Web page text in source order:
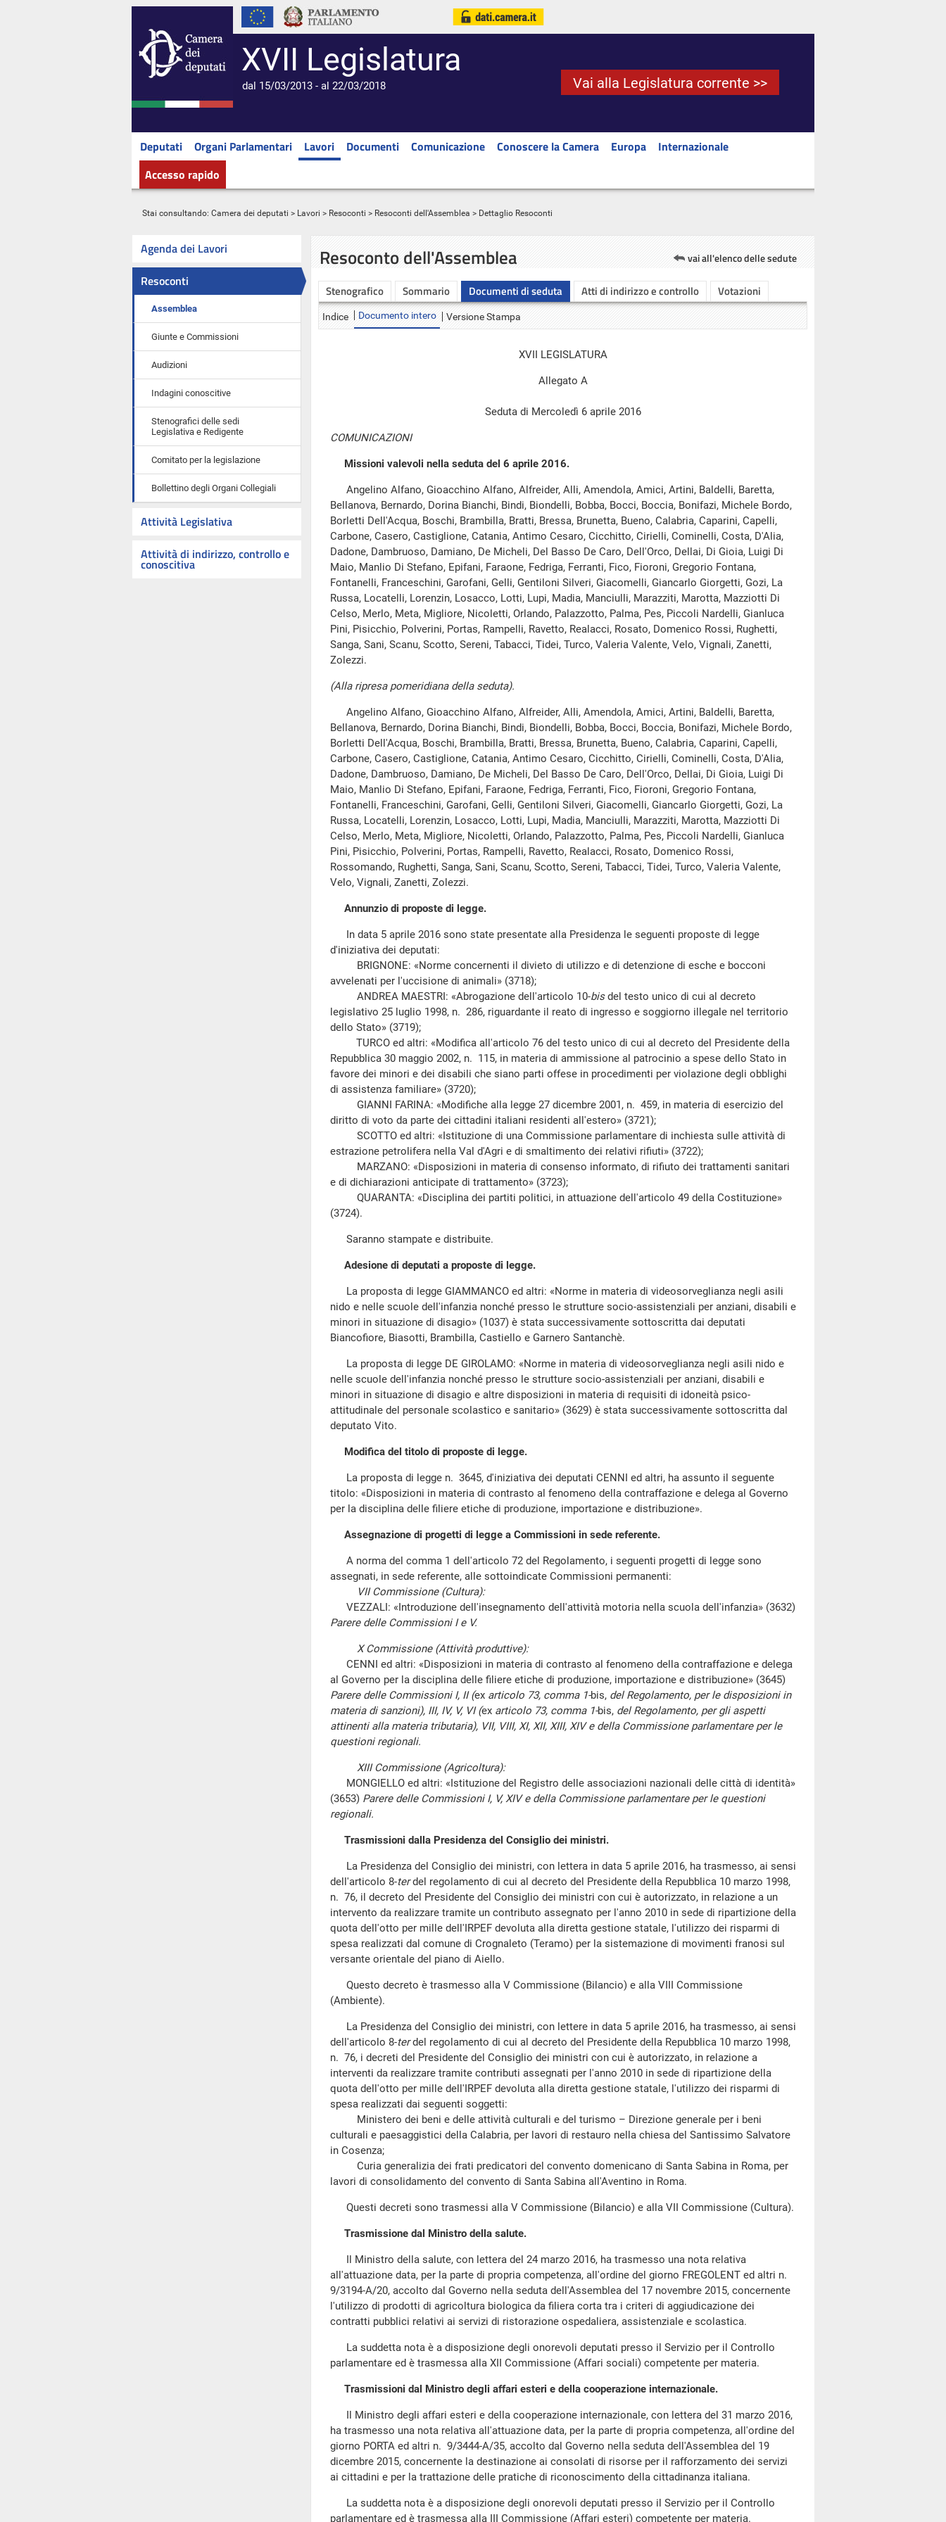
XVII Legislatura
dal 15/03/2013 - al 22/03/2018 Vai alla Legislatura corrente >>
Deputati Organi Parlamentari Lavori Documenti Comunicazione Conoscere la Camera Europa
Internazionale
Accesso rapido
Stai consultando: Camera dei deputati > Lavori > Resoconti > Resoconti dell'Assemblea > Dettaglio Resoconti
Agenda dei Lavori
Resoconti
Assemblea
Giunte e Commissioni
Audizioni
Indagini conoscitive
Stenografici delle sedi
Legislativa e Redigente
Comitato per la legislazione
Bollettino degli Organi Collegiali
Attività Legislativa
Attività di indirizzo, controllo e
conoscitiva
Resoconto dell'Assemblea vai all'elenco delle sedute
Stenografico Sommario Documenti di seduta Atti di indirizzo e controllo Votazioni
Indice Documento intero Versione Stampa
XVII LEGISLATURA
Allegato A
Seduta di Mercoledì 6 aprile 2016
COMUNICAZIONI
Missioni valevoli nella seduta del 6 aprile 2016.
Angelino Alfano, Gioacchino Alfano, Alfreider, Alli, Amendola, Amici, Artini, Baldelli, Baretta,
Bellanova, Bernardo, Dorina Bianchi, Bindi, Biondelli, Bobba, Bocci, Boccia, Bonifazi, Michele Bordo,
Borletti Dell'Acqua, Boschi, Brambilla, Bratti, Bressa, Brunetta, Bueno, Calabria, Caparini, Capelli,
Carbone, Casero, Castiglione, Catania, Antimo Cesaro, Cicchitto, Cirielli, Cominelli, Costa, D'Alia,
Dadone, Dambruoso, Damiano, De Micheli, Del Basso De Caro, Dell'Orco, Dellai, Di Gioia, Luigi Di
Maio, Manlio Di Stefano, Epifani, Faraone, Fedriga, Ferranti, Fico, Fioroni, Gregorio Fontana,
Fontanelli, Franceschini, Garofani, Gelli, Gentiloni Silveri, Giacomelli, Giancarlo Giorgetti, Gozi, La
Russa, Locatelli, Lorenzin, Losacco, Lotti, Lupi, Madia, Manciulli, Marazziti, Marotta, Mazziotti Di
Celso, Merlo, Meta, Migliore, Nicoletti, Orlando, Palazzotto, Palma, Pes, Piccoli Nardelli, Gianluca
Pini, Pisicchio, Polverini, Portas, Rampelli, Ravetto, Realacci, Rosato, Domenico Rossi, Rughetti,
Sanga, Sani, Scanu, Scotto, Sereni, Tabacci, Tidei, Turco, Valeria Valente, Velo, Vignali, Zanetti,
Zolezzi.
(Alla ripresa pomeridiana della seduta).
Angelino Alfano, Gioacchino Alfano, Alfreider, Alli, Amendola, Amici, Artini, Baldelli, Baretta,
Bellanova, Bernardo, Dorina Bianchi, Bindi, Biondelli, Bobba, Bocci, Boccia, Bonifazi, Michele Bordo,
Borletti Dell'Acqua, Boschi, Brambilla, Bratti, Bressa, Brunetta, Bueno, Calabria, Caparini, Capelli,
Carbone, Casero, Castiglione, Catania, Antimo Cesaro, Cicchitto, Cirielli, Cominelli, Costa, D'Alia,
Dadone, Dambruoso, Damiano, De Micheli, Del Basso De Caro, Dell'Orco, Dellai, Di Gioia, Luigi Di
Maio, Manlio Di Stefano, Epifani, Faraone, Fedriga, Ferranti, Fico, Fioroni, Gregorio Fontana,
Fontanelli, Franceschini, Garofani, Gelli, Gentiloni Silveri, Giacomelli, Giancarlo Giorgetti, Gozi, La
Russa, Locatelli, Lorenzin, Losacco, Lotti, Lupi, Madia, Manciulli, Marazziti, Marotta, Mazziotti Di
Celso, Merlo, Meta, Migliore, Nicoletti, Orlando, Palazzotto, Palma, Pes, Piccoli Nardelli, Gianluca
Pini, Pisicchio, Polverini, Portas, Rampelli, Ravetto, Realacci, Rosato, Domenico Rossi,
Rossomando, Rughetti, Sanga, Sani, Scanu, Scotto, Sereni, Tabacci, Tidei, Turco, Valeria Valente,
Velo, Vignali, Zanetti, Zolezzi.
Annunzio di proposte di legge.
In data 5 aprile 2016 sono state presentate alla Presidenza le seguenti proposte di legge
d'iniziativa dei deputati:
BRIGNONE: «Norme concernenti il divieto di utilizzo e di detenzione di esche e bocconi
avvelenati per l'uccisione di animali» (3718);
ANDREA MAESTRI: «Abrogazione dell'articolo 10-bisdel testo unico di cui al decreto
legislativo 25 luglio 1998, n. 286, riguardante il reato di ingresso e soggiorno illegale nel territorio
dello Stato» (3719);
TURCO ed altri: «Modifica all'articolo 76 del testo unico di cui al decreto del Presidente della
Repubblica 30 maggio 2002, n. 115, in materia di ammissione al patrocinio a spese dello Stato in
favore dei minori e dei disabili che siano parti offese in procedimenti per violazione degli obblighi
di assistenza familiare» (3720);
GIANNI FARINA: «Modifiche alla legge 27 dicembre 2001, n. 459, in materia di esercizio del
diritto di voto da parte dei cittadini italiani residenti all'estero» (3721);
SCOTTO ed altri: «Istituzione di una Commissione parlamentare di inchiesta sulle attività di
estrazione petrolifera nella Val d'Agri e di smaltimento dei relativi rifiuti» (3722);
MARZANO: «Disposizioni in materia di consenso informato, di rifiuto dei trattamenti sanitari
e di dichiarazioni anticipate di trattamento» (3723);
QUARANTA: «Disciplina dei partiti politici, in attuazione dell'articolo 49 della Costituzione»
(3724).
Saranno stampate e distribuite.
Adesione di deputati a proposte di legge.
La proposta di legge GIAMMANCO ed altri: «Norme in materia di videosorveglianza negli asili
nido e nelle scuole dell'infanzia nonché presso le strutture socio-assistenziali per anziani, disabili e
minori in situazione di disagio» (1037) è stata successivamente sottoscritta dai deputati
Biancofiore, Biasotti, Brambilla, Castiello e Garnero Santanchè.
La proposta di legge DE GIROLAMO: «Norme in materia di videosorveglianza negli asili nido e
nelle scuole dell'infanzia nonché presso le strutture socio-assistenziali per anziani, disabili e
minori in situazione di disagio e altre disposizioni in materia di requisiti di idoneità psico-
attitudinale del personale scolastico e sanitario» (3629) è stata successivamente sottoscritta dal
deputato Vito.
Modifica del titolo di proposte di legge.
La proposta di legge n. 3645, d'iniziativa dei deputati CENNI ed altri, ha assunto il seguente
titolo: «Disposizioni in materia di contrasto al fenomeno della contraffazione e delega al Governo
per la disciplina delle filiere etiche di produzione, importazione e distribuzione».
Assegnazione di progetti di legge a Commissioni in sede referente.
A norma del comma 1 dell'articolo 72 del Regolamento, i seguenti progetti di legge sono
assegnati, in sede referente, alle sottoindicate Commissioni permanenti:
VII Commissione (Cultura):
VEZZALI: «Introduzione dell'insegnamento dell'attività motoria nella scuola dell'infanzia» (3632)
Parere delle Commissioni I e V.
X Commissione (Attività produttive):
CENNI ed altri: «Disposizioni in materia di contrasto al fenomeno della contraffazione e delega
al Governo per la disciplina delle filiere etiche di produzione, importazione e distribuzione» (3645)
Parere delle Commissioni I, II (ex articolo 73, comma 1-bis, del Regolamento, per le disposizioni in
materia di sanzioni), III, IV, V, VI (ex articolo 73, comma 1-bis, del Regolamento, per gli aspetti
attinenti alla materia tributaria), VII, VIII, XI, XII, XIII, XIV e della Commissione parlamentare per le
questioni regionali.
XIII Commissione (Agricoltura):
MONGIELLO ed altri: «Istituzione del Registro delle associazioni nazionali delle città di identità»
(3653) Parere delle Commissioni I, V, XIV e della Commissione parlamentare per le questioni
regionali.
Trasmissioni dalla Presidenza del Consiglio dei ministri.
La Presidenza del Consiglio dei ministri, con lettera in data 5 aprile 2016, ha trasmesso, ai sensi
dell'articolo 8-terdel regolamento di cui al decreto del Presidente della Repubblica 10 marzo 1998,
n. 76, il decreto del Presidente del Consiglio dei ministri con cui è autorizzato, in relazione a un
intervento da realizzare tramite un contributo assegnato per l'anno 2010 in sede di ripartizione della
quota dell'otto per mille dell'IRPEF devoluta alla diretta gestione statale, l'utilizzo dei risparmi di
spesa realizzati dal comune di Crognaleto (Teramo) per la sistemazione di movimenti franosi sul
versante orientale del piano di Aiello.
Questo decreto è trasmesso alla V Commissione (Bilancio) e alla VIII Commissione
(Ambiente).
La Presidenza del Consiglio dei ministri, con lettere in data 5 aprile 2016, ha trasmesso, ai sensi
dell'articolo 8-terdel regolamento di cui al decreto del Presidente della Repubblica 10 marzo 1998,
n. 76, i decreti del Presidente del Consiglio dei ministri con cui è autorizzato, in relazione a
interventi da realizzare tramite contributi assegnati per l'anno 2010 in sede di ripartizione della
quota dell'otto per mille dell'IRPEF devoluta alla diretta gestione statale, l'utilizzo dei risparmi di
spesa realizzati dai seguenti soggetti:
Ministero dei beni e delle attività culturali e del turismo – Direzione generale per i beni
culturali e paesaggistici della Calabria, per lavori di restauro nella chiesa del Santissimo Salvatore
in Cosenza;
Curia generalizia dei frati predicatori del convento domenicano di Santa Sabina in Roma, per
lavori di consolidamento del convento di Santa Sabina all'Aventino in Roma.
Questi decreti sono trasmessi alla V Commissione (Bilancio) e alla VII Commissione (Cultura).
Trasmissione dal Ministro della salute.
Il Ministro della salute, con lettera del 24 marzo 2016, ha trasmesso una nota relativa
all'attuazione data, per la parte di propria competenza, all'ordine del giorno FREGOLENT ed altri n.
9/3194-A/20, accolto dal Governo nella seduta dell'Assemblea del 17 novembre 2015, concernente
l'utilizzo di prodotti di agricoltura biologica da filiera corta tra i criteri di aggiudicazione dei
contratti pubblici relativi ai servizi di ristorazione ospedaliera, assistenziale e scolastica.
La suddetta nota è a disposizione degli onorevoli deputati presso il Servizio per il Controllo
parlamentare ed è trasmessa alla XII Commissione (Affari sociali) competente per materia.
Trasmissioni dal Ministro degli affari esteri e della cooperazione internazionale.
Il Ministro degli affari esteri e della cooperazione internazionale, con lettera del 31 marzo 2016,
ha trasmesso una nota relativa all'attuazione data, per la parte di propria competenza, all'ordine del
giorno PORTA ed altri n. 9/3444-A/35, accolto dal Governo nella seduta dell'Assemblea del 19
dicembre 2015, concernente la destinazione ai consolati di risorse per il rafforzamento dei servizi
ai cittadini e per la trattazione delle pratiche di riconoscimento della cittadinanza italiana.
La suddetta nota è a disposizione degli onorevoli deputati presso il Servizio per il Controllo
parlamentare ed è trasmessa alla III Commissione (Affari esteri) competente per materia.